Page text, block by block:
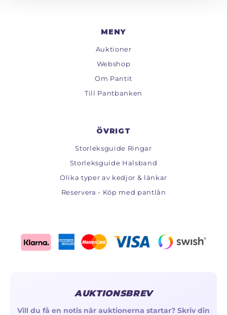
MENY
Auktioner
Webshop
Om Pantit
Till Pantbanken
ÖVRIGT
Storleksguide Ringar
Storleksguide Halsband
Olika typer av kedjor & länkar
Reservera - Köp med pantlån
AUKTIONSBREV
Vill du få en notis när auktionerna startar? Skriv din